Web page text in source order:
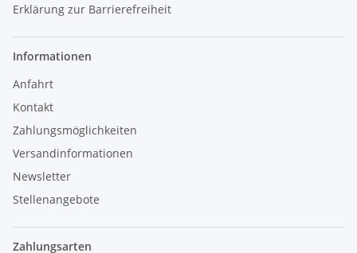
Erklärung zur Barrierefreiheit
Informationen
Anfahrt
Kontakt
Zahlungsmöglichkeiten
Versandinformationen
Newsletter
Stellenangebote
Zahlungsarten